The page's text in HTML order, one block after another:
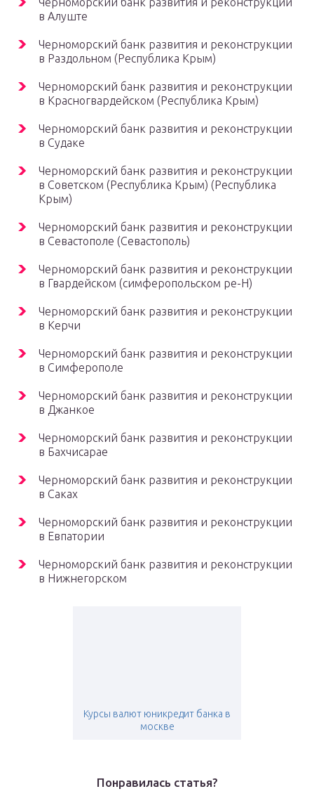
в Алуште
Черноморский банк развития и реконструкции
в Раздольном (Республика Крым)
Черноморский банк развития и реконструкции
в Красногвардейском (Республика Крым)
Черноморский банк развития и реконструкции
в Судаке
Черноморский банк развития и реконструкции
в Советском (Республика Крым) (Республика
Крым)
Черноморский банк развития и реконструкции
в Севастополе (Севастополь)
Черноморский банк развития и реконструкции
в Гвардейском (симферопольском ре-Н)
Черноморский банк развития и реконструкции
в Керчи
Черноморский банк развития и реконструкции
в Симферополе
Черноморский банк развития и реконструкции
в Джанкое
Черноморский банк развития и реконструкции
в Бахчисарае
Черноморский банк развития и реконструкции
в Саках
Черноморский банк развития и реконструкции
в Евпатории
Черноморский банк развития и реконструкции
в Нижнегорском
Курсы валют юникредит банка в
москве
Понравилась статья?